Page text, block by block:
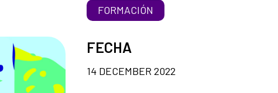
FORMACIÓN
FECHA
14 DECEMBER 2022